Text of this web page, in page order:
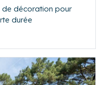
de décoration pour
durée